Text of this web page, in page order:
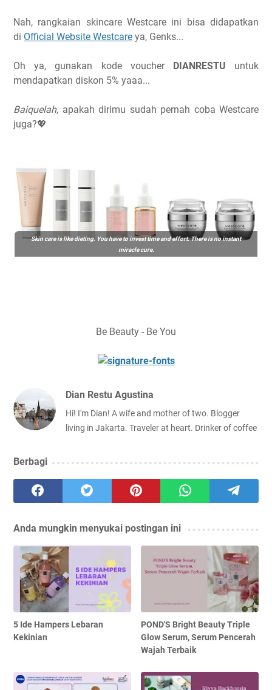
Nah, rangkaian skincare Westcare ini bisa didapatkan
di Official Website Westcare ya, Genks...
Oh ya, gunakan kode voucher DIANRESTU untuk
mendapatkan diskon 5% yaaa...
Baiquelah, apakah dirimu sudah pernah coba Westcare
juga?💖
Skin care is like dieting. You have to invest time and effort. There is no instant
miracle cure.
Be Beauty - Be You
Dian Restu Agustina
Hi! I'm Dian! A wife and mother of two. Blogger
living in Jakarta. Traveler at heart. Drinker of coffee
Berbagi
Anda mungkin menyukai postingan ini
5 Ide Hampers Lebaran
Kekinian
POND'S Bright Beauty Triple
Glow Serum, Serum Pencerah
Wajah Terbaik